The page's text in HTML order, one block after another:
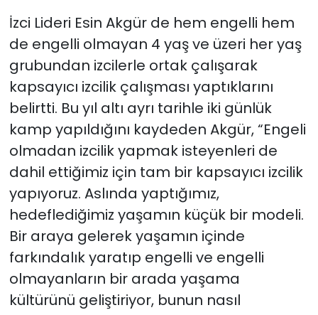
İzci Lideri Esin Akgür de hem engelli hem
de engelli olmayan 4 yaş ve üzeri her yaş
grubundan izcilerle ortak çalışarak
kapsayıcı izcilik çalışması yaptıklarını
belirtti. Bu yıl altı ayrı tarihle iki günlük
kamp yapıldığını kaydeden Akgür, “Engeli
olmadan izcilik yapmak isteyenleri de
dahil ettiğimiz için tam bir kapsayıcı izcilik
yapıyoruz. Aslında yaptığımız,
hedeflediğimiz yaşamın küçük bir modeli.
Bir araya gelerek yaşamın içinde
farkındalık yaratıp engelli ve engelli
olmayanların bir arada yaşama
kültürünü geliştiriyor, bunun nasıl